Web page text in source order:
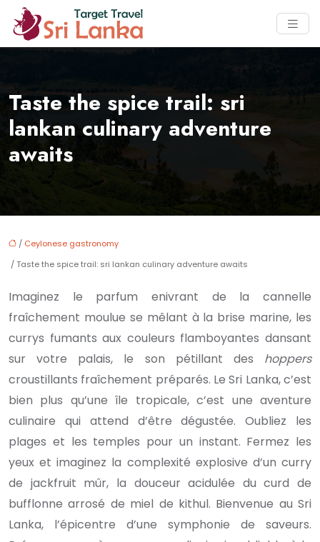
Taste the spice trail: sri
lankan culinary adventure
awaits
/ Ceylonese gastronomy
/ Taste the spice trail: sri lankan culinary adventure awaits
Imaginez le parfum enivrant de la cannelle
fraîchement moulue se mêlant à la brise marine, les
currys fumants aux couleurs flamboyantes dansant
sur votre palais, le son pétillant des hoppers
croustillants fraîchement préparés. Le Sri Lanka, c’est
bien plus qu’une île tropicale, c’est une aventure
culinaire qui attend d’être dégustée. Oubliez les
plages et les temples pour un instant. Fermez les
yeux et imaginez la complexité explosive d’un curry
de jackfruit mûr, la douceur acidulée du curd de
bufflonne arrosé de miel de kithul. Bienvenue au Sri
Lanka, l’épicentre d’une symphonie de saveurs.